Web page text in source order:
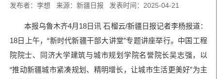
发布者：李想 来源：新疆日报 发表时间：2025-04-21
本报乌鲁木齐4月18日讯 石榴云/新疆日报记者李杨报道：
18日上午，“新时代新疆干部大讲堂”专题讲座举行。中国工程
院院士、同济大学建筑与城市规划学院名誉院长吴志强，以
“推动新疆城市紧凑规划、精明增长，让城市生活更美好”为主